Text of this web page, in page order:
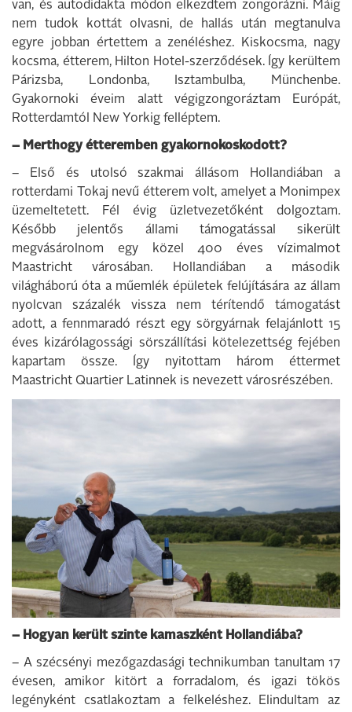
van, és autodidakta módon elkezdtem zongorázni. Máig
nem tudok kottát olvasni, de hallás után megtanulva
egyre jobban értettem a zenéléshez. Kiskocsma, nagy
kocsma, étterem, Hilton Hotel-szerződések. Így kerültem
Párizsba, Londonba, Isztambulba, Münchenbe.
Gyakornoki éveim alatt végigzongoráztam Európát,
Rotterdamtól New Yorkig felléptem.
– Merthogy étteremben gyakornokoskodott?
– Első és utolsó szakmai állásom Hollandiában a
rotterdami Tokaj nevű étterem volt, amelyet a Monimpex
üzemeltetett. Fél évig üzletvezetőként dolgoztam.
Később jelentős állami támogatással sikerült
megvásárolnom egy közel 400 éves vízimalmot
Maastricht városában. Hollandiában a második
világháború óta a műemlék épületek felújítására az állam
nyolcvan százalék vissza nem térítendő támogatást
adott, a fennmaradó részt egy sörgyárnak felajánlott 15
éves kizárólagossági sörszállítási kötelezettség fejében
kapartam össze. Így nyitottam három éttermet
Maastricht Quartier Latinnek is nevezett városrészében.
– Hogyan került szinte kamaszként Hollandiába?
– A szécsényi mezőgazdasági technikumban tanultam 17
évesen, amikor kitört a forradalom, és igazi tökös
legényként csatlakoztam a felkeléshez. Elindultam az